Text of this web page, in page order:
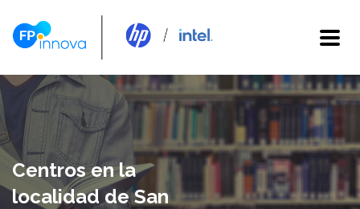
Centros en la
localidad de San